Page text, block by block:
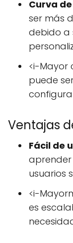
Curva
ser más
debido a
<i-Mayor
puede
Ventajas
Fácil de
aprender
usuarios
<i-
es